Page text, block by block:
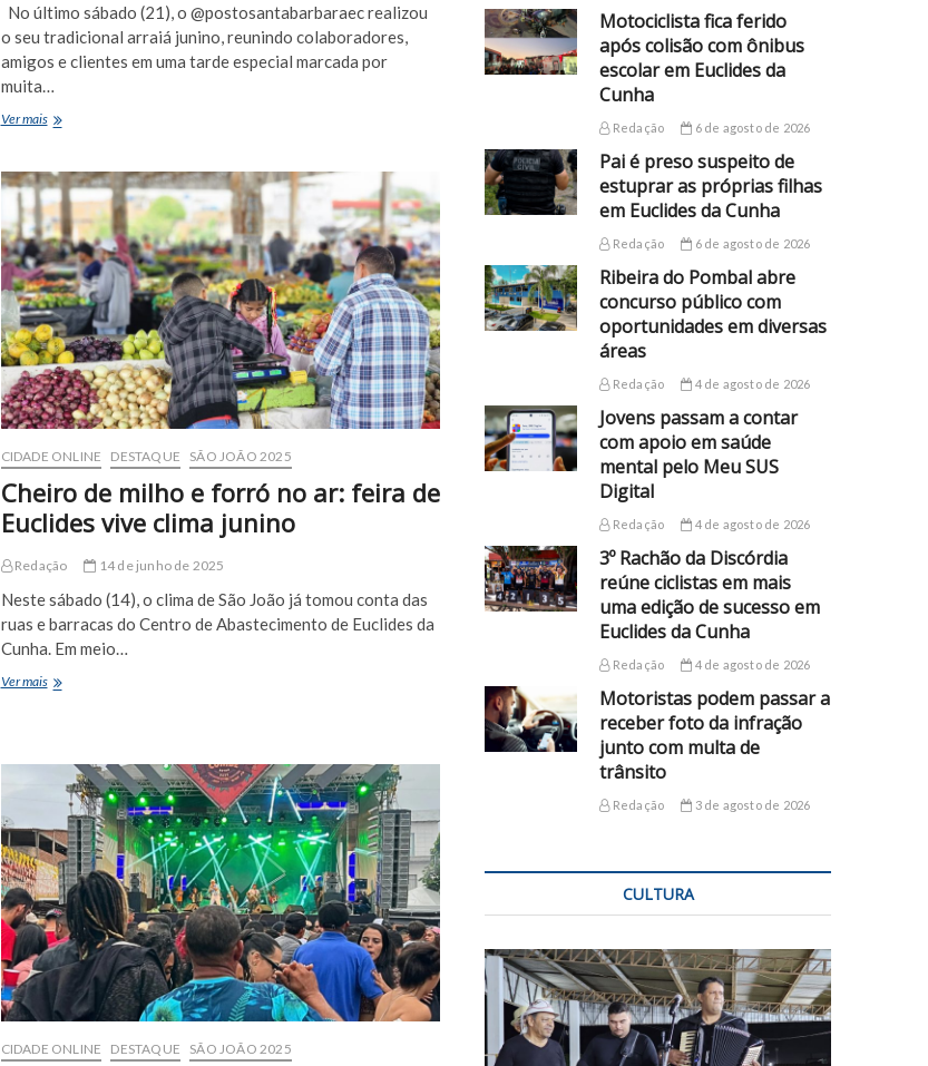
No último sábado (21), o @postosantabarbaraec realizou
o seu tradicional arraiá junino, reunindo colaboradores,
amigos e clientes em uma tarde especial marcada por
muita…
Ver maisArraiá
Santa
Bárbara
reúne
equipe,
amigos
e
clientes
em
clima
de
festa
junina
em
da
CIDADE ONLINE DESTAQUE SÃO JOÃO 2025
Cheiro de milho e forró no ar: feira de
Euclides vive clima junino
Redação 14 de junho de 2025
Neste sábado (14), o clima de São João já tomou conta das
ruas e barracas do Centro de Abastecimento de Euclides da
Cunha. Em meio…
Ver maisCheiro
feira
de
Euclides
vive
clima
junino
CIDADE ONLINE DESTAQUE SÃO JOÃO 2025
Motociclista fica ferido
após colisão com ônibus
escolar em Euclides da
Cunha
Redação 6 de agosto de 2026
Pai é preso suspeito de
estuprar as próprias filhas
em Euclides da Cunha
Redação 6 de agosto de 2026
Ribeira do Pombal abre
concurso público com
oportunidades em diversas
áreas
Redação 4 de agosto de 2026
Jovens passam a contar
com apoio em saúde
mental pelo Meu SUS
Digital
Redação 4 de agosto de 2026
3º Rachão da Discórdia
reúne ciclistas em mais
uma edição de sucesso em
Euclides da Cunha
Redação 4 de agosto de 2026
Motoristas podem passar a
receber foto da infração
junto com multa de
trânsito
Redação 3 de agosto de 2026
CULTURA